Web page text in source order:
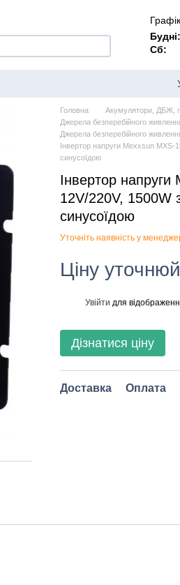
Будні:
Сб:
Головна
Акумулятори, ДБЖ,
Джерела безперебійного
Джерела безперебійного
Інвертор напруги Mexxsun MXS-
синусоїдою
Інвертор
12V/220V, 1500W
синусоїдою
Уточніть наявність у
Ціну
Увійти для
Дізнатися ціну
Доставка Оплата